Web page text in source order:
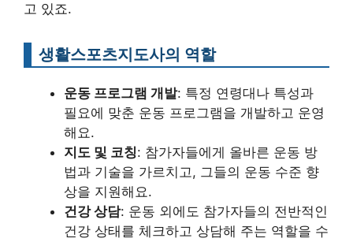
고 있죠.
생활스포츠지도사의 역할
운동 프로그램 개발: 특정 연령대나 특성과
필요에 맞춘 운동 프로그램을 개발하고 운영
해요.
지도 및 코칭: 참가자들에게 올바른 운동 방
법과 기술을 가르치고, 그들의 운동 수준 향
상을 지원해요.
건강 상담: 운동 외에도 참가자들의 전반적인
건강 상태를 체크하고 상담해 주는 역할을 수